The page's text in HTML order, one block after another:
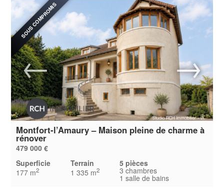
SOUS COMPROMIS
Montfort-l’Amaury – Maison pleine de charme à
rénover
479 000 €
Superficie
177 m2
Terrain
1 335 m2
5 pièces
3 chambres
1 salle de bains